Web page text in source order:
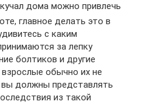
дома можно привлечь
главное делать это в
с каким
за лепку
болтиков и другие
обычно их не
должны представлять
из такой